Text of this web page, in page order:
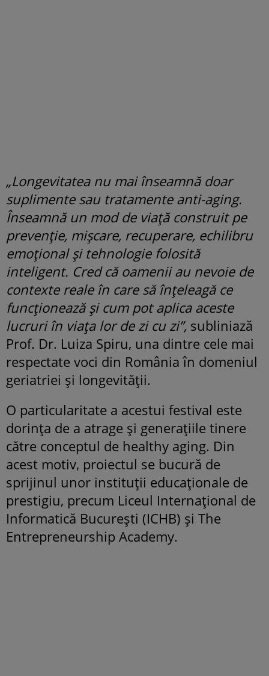
„Longevitatea nu mai înseamnă doar
suplimente sau tratamente anti-aging.
Înseamnă un mod de viață construit pe
prevenție, mișcare, recuperare, echilibru
emoțional și tehnologie folosită
inteligent. Cred că oamenii au nevoie de
contexte reale în care să înțeleagă ce
funcționează și cum pot aplica aceste
lucruri în viața lor de zi cu zi”, subliniază
Prof. Dr. Luiza Spiru, una dintre cele mai
respectate voci din România în domeniul
geriatriei și longevității.
O particularitate a acestui festival este
dorința de a atrage și generațiile tinere
către conceptul de healthy aging. Din
acest motiv, proiectul se bucură de
sprijinul unor instituții educaționale de
prestigiu, precum Liceul Internațional de
Informatică București (ICHB) și The
Entrepreneurship Academy.